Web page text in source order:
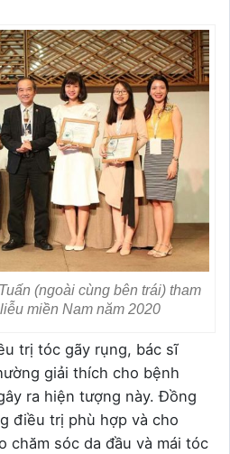
(ngoài cùng bên trái) tham
miền Nam năm 2020
trị tóc gãy rụng, bác sĩ
giải thích cho bệnh
ra hiện tượng này. Đồng
điều trị phù hợp và cho
chăm sóc da đầu và mái tóc